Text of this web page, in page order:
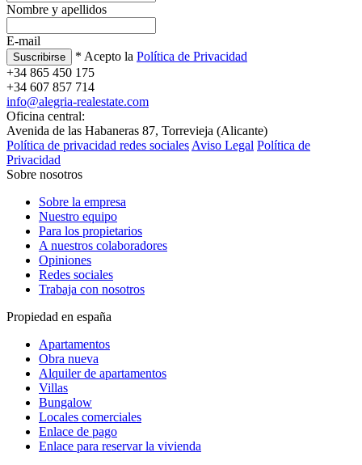
Nombre y apellidos
E-mail
* Acepto la Política de Privacidad
+34 865 450 175
+34 607 857 714
info@alegria-realestate.com
Oficina central:
Avenida de las Habaneras 87, Torrevieja (Alicante)
Política de privacidad redes sociales Aviso Legal Política de
Privacidad
Sobre nosotros
Sobre la empresa
Nuestro equipo
Para los propietarios
A nuestros colaboradores
Opiniones
Redes sociales
Trabaja con nosotros
Propiedad en españa
Apartamentos
Obra nueva
Alquiler de apartamentos
Villas
Bungalow
Locales comerciales
Enlace de pago
Enlace para reservar la vivienda